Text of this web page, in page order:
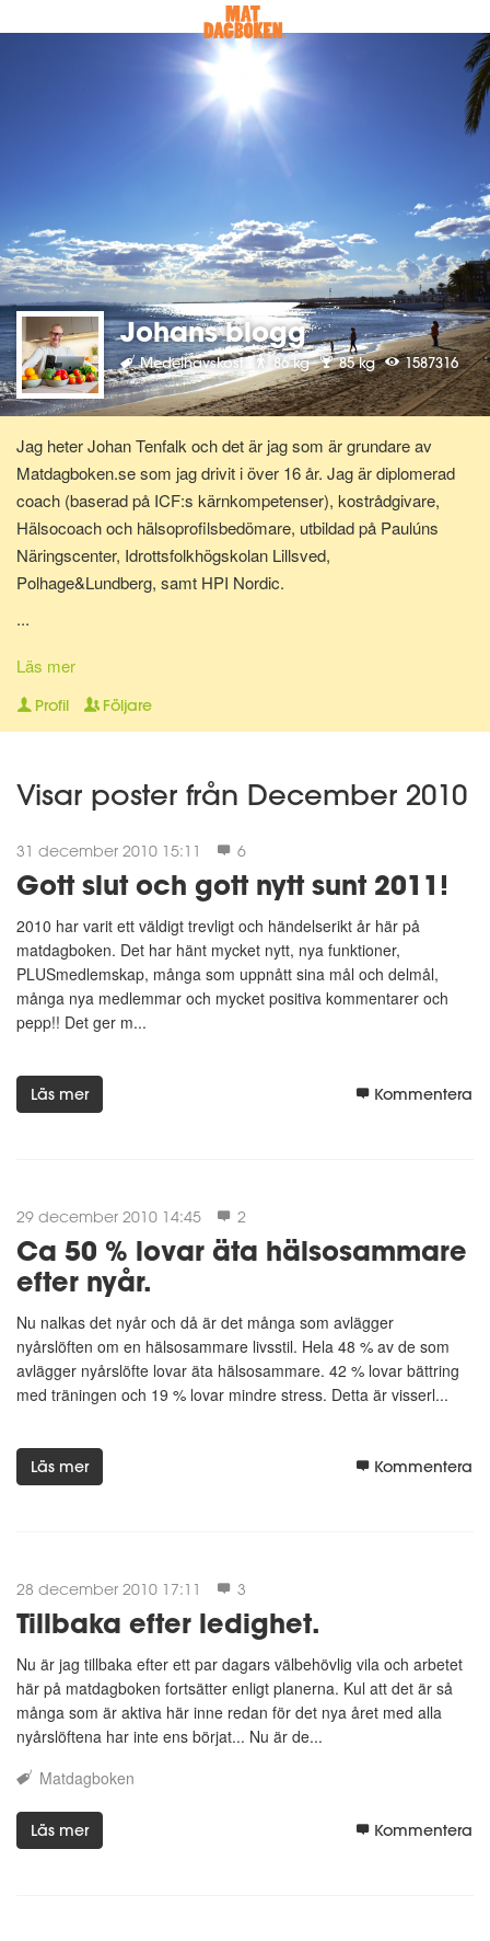
Johans blogg
Medelhavskost 86 kg 85 kg 1587316
Jag heter Johan Tenfalk och det är jag som är grundare av
Matdagboken.se som jag drivit i över 16 år. Jag är diplomerad
coach (baserad på ICF:s kärnkompetenser), kostrådgivare,
Hälsocoach och hälsoprofilsbedömare, utbildad på Paulúns
Näringscenter, Idrottsfolkhögskolan Lillsved,
Polhage&Lundberg, samt HPI Nordic.
Har själv gjort stora livsstilsförändringar för ganska många år
sedan, bl.a. inom kost, motion och andlighet. Gillar att laga
hälsosam mat och att röra på mig - Då mår jag extra bra! Jag
Lamb."
...
Läs mer
Profil Följare
Visar poster från December 2010
31 december 2010 15:11 6
Gott slut och gott nytt sunt 2011!
2010 har varit ett väldigt trevligt och händelserikt år här på
matdagboken. Det har hänt mycket nytt, nya funktioner,
PLUSmedlemskap, många som uppnått sina mål och delmål,
många nya medlemmar och mycket positiva kommentarer och
pepp!! Det ger m...
Läs mer Kommentera
29 december 2010 14:45 2
Ca 50 % lovar äta hälsosammare
efter nyår.
Nu nalkas det nyår och då är det många som avlägger
nyårslöften om en hälsosammare livsstil. Hela 48 % av de som
avlägger nyårslöfte lovar äta hälsosammare. 42 % lovar bättring
med träningen och 19 % lovar mindre stress. Detta är visserl...
Läs mer Kommentera
28 december 2010 17:11 3
Tillbaka efter ledighet.
Nu är jag tillbaka efter ett par dagars välbehövlig vila och arbetet
här på matdagboken fortsätter enligt planerna. Kul att det är så
många som är aktiva här inne redan för det nya året med alla
nyårslöftena har inte ens börjat... Nu är de...
Matdagboken
Läs mer Kommentera